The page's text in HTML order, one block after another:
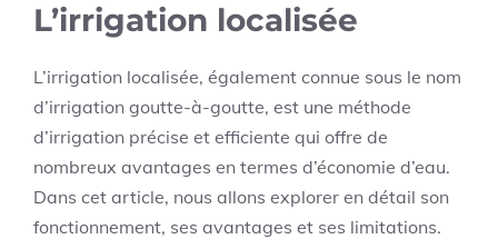
L’irrigation localisée
L’irrigation localisée, également connue sous le nom
d’irrigation goutte-à-goutte, est une méthode
d’irrigation précise et efficiente qui offre de
nombreux avantages en termes d’économie d’eau.
Dans cet article, nous allons explorer en détail son
fonctionnement, ses avantages et ses limitations.